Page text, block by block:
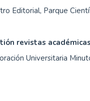
Editorial, Parque
revistas académicas
Universitaria